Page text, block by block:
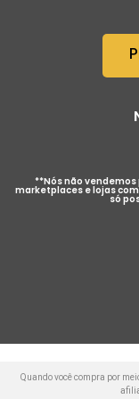
**Nós não
marketplaces e lojas
só
Quando você compra por